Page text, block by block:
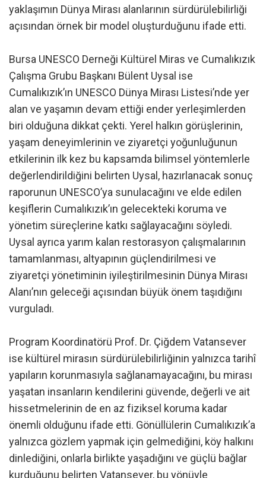
yaklaşımın Dünya Mirası alanlarının sürdürülebilirliği
açısından örnek bir model oluşturduğunu ifade etti.
Bursa UNESCO Derneği Kültürel Miras ve Cumalıkızık
Çalışma Grubu Başkanı Bülent Uysal ise
Cumalıkızık’ın UNESCO Dünya Mirası Listesi’nde yer
alan ve yaşamın devam ettiği ender yerleşimlerden
biri olduğuna dikkat çekti. Yerel halkın görüşlerinin,
yaşam deneyimlerinin ve ziyaretçi yoğunluğunun
etkilerinin ilk kez bu kapsamda bilimsel yöntemlerle
değerlendirildiğini belirten Uysal, hazırlanacak sonuç
raporunun UNESCO’ya sunulacağını ve elde edilen
keşiflerin Cumalıkızık’ın gelecekteki koruma ve
yönetim süreçlerine katkı sağlayacağını söyledi.
Uysal ayrıca yarım kalan restorasyon çalışmalarının
tamamlanması, altyapının güçlendirilmesi ve
ziyaretçi yönetiminin iyileştirilmesinin Dünya Mirası
Alanı’nın geleceği açısından büyük önem taşıdığını
vurguladı.
Program Koordinatörü Prof. Dr. Çiğdem Vatansever
ise kültürel mirasın sürdürülebilirliğinin yalnızca tarihî
yapıların korunmasıyla sağlanamayacağını, bu mirası
yaşatan insanların kendilerini güvende, değerli ve ait
hissetmelerinin de en az fiziksel koruma kadar
önemli olduğunu ifade etti. Gönüllülerin Cumalıkızık’a
yalnızca gözlem yapmak için gelmediğini, köy halkını
dinlediğini, onlarla birlikte yaşadığını ve güçlü bağlar
kurduğunu belirten Vatansever, bu yönüyle